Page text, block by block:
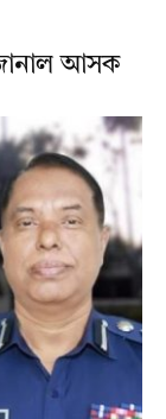
জানাল আসক